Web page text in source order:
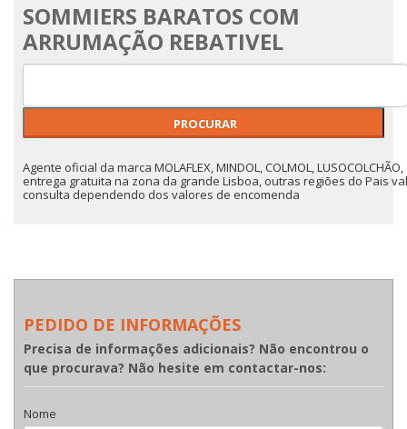
SOMMIERS BARATOS COM
ARRUMAÇÃO REBATIVEL
Agente oficial da marca MOLAFLEX, MINDOL, COLMOL,
entrega gratuita na zona da grande Lisboa, outras regiões do Pais
consulta dependendo dos valores de encomenda
PEDIDO DE INFORMAÇÕES
Precisa de informações adicionais? Não encontrou o
que procurava? Não hesite em contactar-nos:
Nome